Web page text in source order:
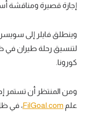
إجازة قصيرة ومناقشة
وينطلق فايلر إلى
لتنسيق رحلة طيران
كورونا.
علم FilGoal.com، في